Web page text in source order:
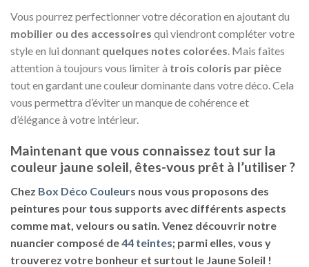
Vous pourrez perfectionner votre décoration en ajoutant du
mobilier ou des accessoires qui viendront compléter votre
style en lui donnant quelques notes colorées. Mais faites
attention à toujours vous limiter à trois coloris par pièce
tout en gardant une couleur dominante dans votre déco. Cela
vous permettra d’éviter un manque de cohérence et
d’élégance à votre intérieur.
Maintenant que vous connaissez tout sur la
couleur jaune soleil, êtes-vous prêt à l’utiliser ?
Chez Box Déco Couleurs nous vous proposons des
peintures pour tous supports avec différents aspects
comme mat, velours ou satin . Venez découvrir notre
nuancier composé de44 teintes; parmi elles, vous y
trouverez votre bonheur et surtout le Jaune Soleil !